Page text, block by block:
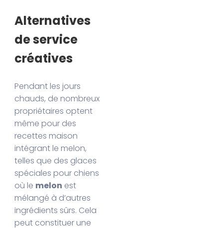
Alternatives
de service
créatives
Pendant les jours
chauds, de nombreux
propriétaires optent
même pour des
recettes maison
intégrant le melon,
telles que des glaces
spéciales pour chiens
où le melon est
mélangé à d’autres
ingrédients sûrs. Cela
peut constituer une